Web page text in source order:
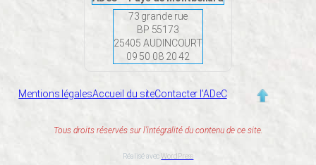
73 grande rue
BP 55173
25405 AUDINCOURT
09 50 08 20 42
Mentions légalesAccueil du siteContacter l’ADeC
Tous droits réservés sur l’intégralité du contenu de ce site.
Réalisé avecWordPress